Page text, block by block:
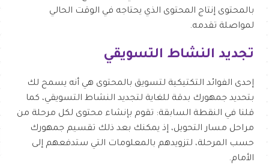
بالمحتوى إنتاج المحتوى الذي يحتاجه في الوقت الحالي
لمواصلة تقدمه.
تجديد النشاط التسويقي
إحدى الفوائد التكتيكية لتسويق بالمحتوى هي أنه يسمح لك
بتحديد جمهورك بدقة للغاية لتجديد النشاط التسويقي، كما
قلنا في النقطة السابقة: تقوم بإنشاء محتوى لكل مرحلة من
مراحل مسار التحويل، إذ يمكنك بعد ذلك تقسيم جمهورك
حسب المرحلة، لتزويدهم بالمعلومات التي ستدفعهم إلى
الأمام.